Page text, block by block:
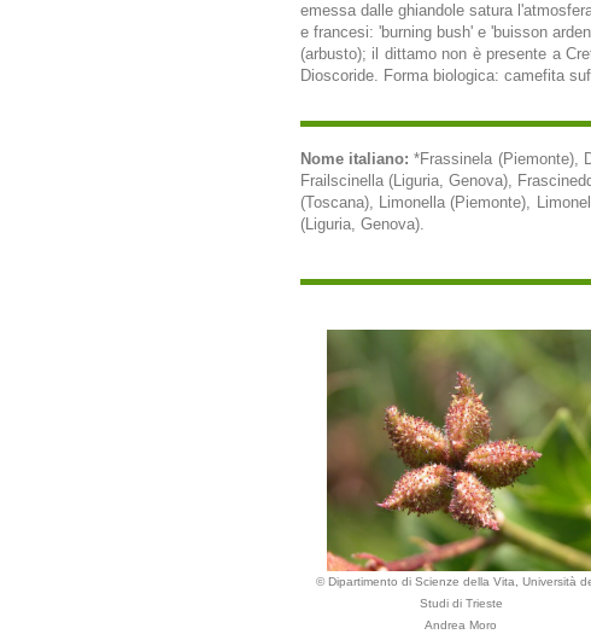
emessa dalle ghiandole satura
e francesi: 'burning bush' e 'buisson
(arbusto); il dittamo non è presente a
Dioscoride. Forma biologica: camefita
Nome italiano:*Frassinela (Piemonte),
Frailscinella (Liguria, Genova),
(Toscana), Limonella (Piemonte),
(Liguria, Genova).
© Dipartimento di Scienze della Vita, Università
Studi di Trieste
Andrea Moro